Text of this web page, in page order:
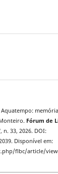
Aquatempo:
Fórum de
n. 33, 2026. DOI:
Disponível em:
flbc/article/view/